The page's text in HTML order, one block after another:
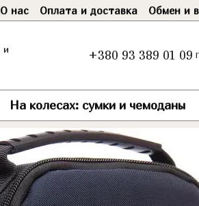
О нас Оплата и доставка Обмен и
+380 93 389 01 09
На колесах: сумки и чемоданы